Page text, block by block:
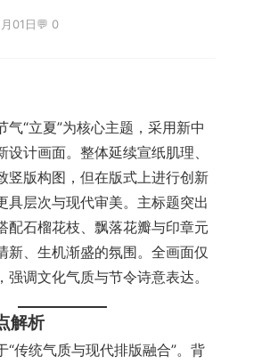
01日💬 0
气“立夏”为核心主题，采用新中
设计画面。整体延续宣纸肌理、
竖版构图，但在版式上进行创新
具层次与现代审美。主标题突出
配石榴花枝、飘落花瓣与印章元
新、生机渐盛的氛围。全画面仅
强调文化气质与节令诗意表达。
解析
“传统气质与现代排版融合”。背